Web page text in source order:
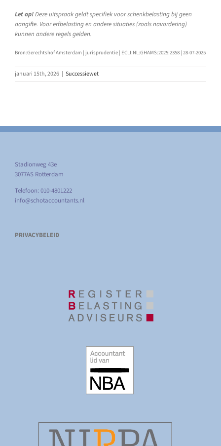
Let op!Deze uitspraak geldt specifiek voor schenkbelasting bij geen
aangifte. Voor erfbelasting en andere situaties (zoals navordering)
kunnen andere regels gelden.
Bron:Gerechtshof Amsterdam | jurisprudentie | ECLI:NL:GHAMS:2025:2358 | 28-07-2025
januari 15th, 2026 | Successiewet
Stadionweg 43e
3077AS Rotterdam
Telefoon: 010-4801222
info@schotaccountants.nl
PRIVACYBELEID